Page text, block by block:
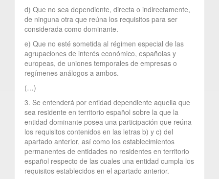
d) Que no sea dependiente, directa o indirectamente,
de ninguna otra que reúna los requisitos para ser
considerada como dominante.
e) Que no esté sometida al régimen especial de las
agrupaciones de interés económico, españolas y
europeas, de uniones temporales de empresas o
regímenes análogos a ambos.
(…)
3. Se entenderá por entidad dependiente aquella que
sea residente en territorio español sobre la que la
entidad dominante posea una participación que reúna
los requisitos contenidos en las letras b) y c) del
apartado anterior, así como los establecimientos
permanentes de entidades no residentes en territorio
español respecto de las cuales una entidad cumpla los
requisitos establecidos en el apartado anterior.